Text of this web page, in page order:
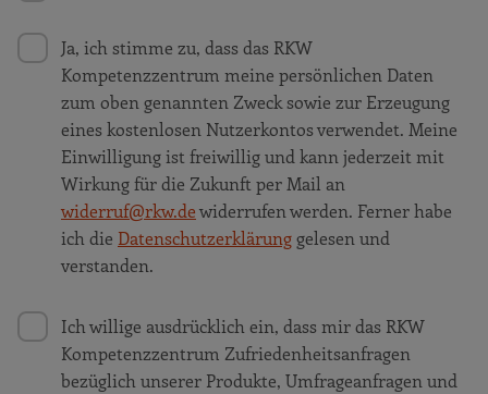
Ja, ich stimme zu, dass das RKW
Kompetenzzentrum meine persönlichen Daten
zum oben genannten Zweck sowie zur Erzeugung
eines kostenlosen Nutzerkontos verwendet. Meine
Einwilligung ist freiwillig und kann jederzeit mit
Wirkung für die Zukunft per Mail an
widerruf@rkw.dewiderrufen werden. Ferner habe
ich die Datenschutzerklärunggelesen und
verstanden.
Ich willige ausdrücklich ein, dass mir das RKW
Kompetenzzentrum Zufriedenheitsanfragen
bezüglich unserer Produkte, Umfrageanfragen und